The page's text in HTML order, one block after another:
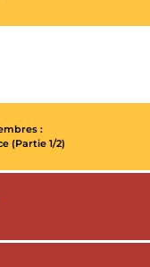
:
(Partie 1/2)